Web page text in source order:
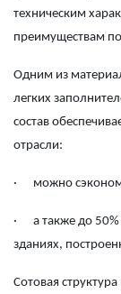
техническим
преимуществам
Одним из
легких
состав
отрасли:
· можно
·
а также до
зданиях,
Сотовая